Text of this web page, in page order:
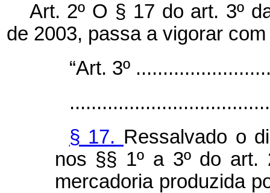
Art. 2º O § 17 do art. 3º
de 2003, passa a vigorar
“Art. 3º
§ 17. Ressalvado o
nos §§ 1º a 3º do art.
mercadoria produzida